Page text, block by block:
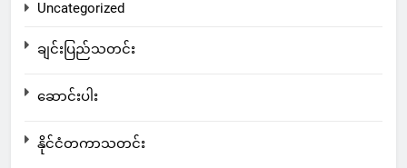
Uncategorized
ချင်းပြည်သတင်း
ဆောင်းပါး
နိုင်ငံတကာသတင်း